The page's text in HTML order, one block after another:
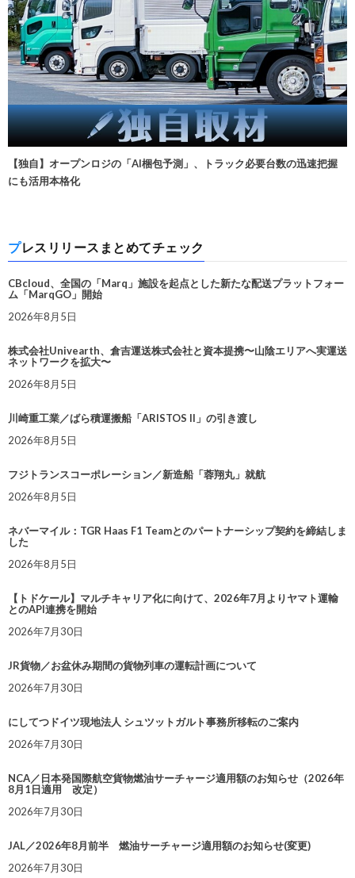
【独自】オープンロジの「AI梱包予測」、トラック必要台数の迅速把握
にも活用本格化
プレスリリースまとめてチェック
CBcloud、全国の「Marq」施設を起点とした新たな配送プラットフォー
ム「MarqGO」開始
2026年8月5日
株式会社Univearth、倉吉運送株式会社と資本提携〜山陰エリアへ実運送
ネットワークを拡大〜
2026年8月5日
川崎重工業／ばら積運搬船「ARISTOS II」の引き渡し
2026年8月5日
フジトランスコーポレーション／新造船「蓉翔丸」就航
2026年8月5日
ネバーマイル：TGR Haas F1 Teamとのパートナーシップ契約を締結しま
した
2026年8月5日
【トドケール】マルチキャリア化に向けて、2026年7月よりヤマト運輸
とのAPI連携を開始
2026年7月30日
JR貨物／お盆休み期間の貨物列車の運転計画について
2026年7月30日
にしてつドイツ現地法人 シュツットガルト事務所移転のご案内
2026年7月30日
NCA／日本発国際航空貨物燃油サーチャージ適用額のお知らせ（2026年
8月1日適用 改定）
2026年7月30日
JAL／2026年8月前半 燃油サーチャージ適用額のお知らせ(変更)
2026年7月30日